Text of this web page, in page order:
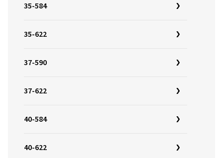
35-584
35-622
37-590
37-622
40-584
40-622